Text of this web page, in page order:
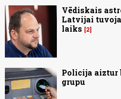
Vēdiskais
Latvijai
laiks
2
Policija aiztur
grupu